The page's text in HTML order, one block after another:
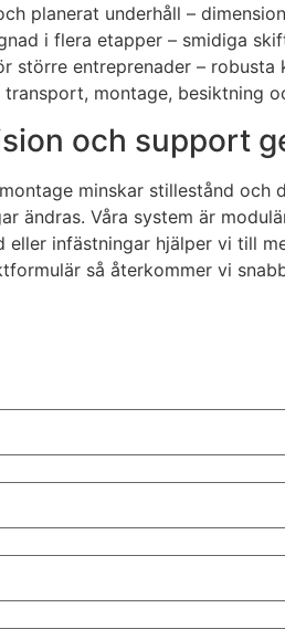
planerat underhåll –
i flera etapper – smidiga
större entreprenader –
montage, besiktning
och support
minskar stillestånd
ändras. Våra system är
eller infästningar hjälper vi till
så återkommer vi